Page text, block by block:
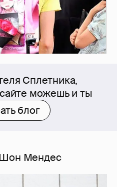
Сплетника,
сайте можешь и ты
блог
Шон Мендес